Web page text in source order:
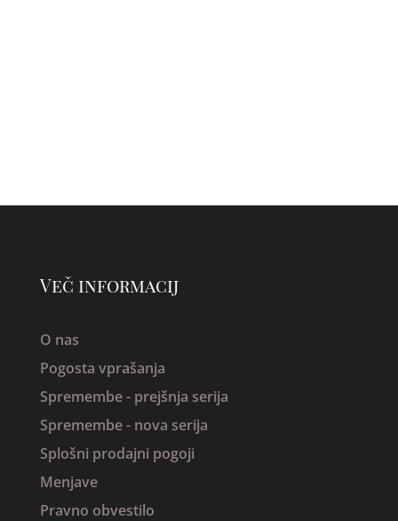
Več informacij
O nas
Pogosta vprašanja
Spremembe - prejšnja serija
Spremembe - nova serija
Splošni prodajni pogoji
Menjave
Pravno obvestilo